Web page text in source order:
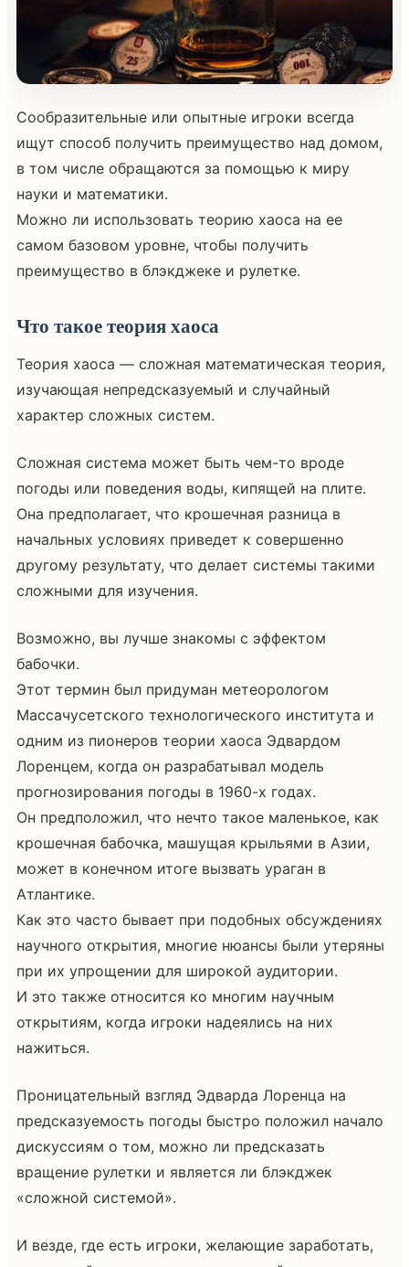
Сообразительные или опытные игроки всегда
ищут способ получить преимущество над домом,
в том числе обращаются за помощью к миру
науки и математики.
Можно ли использовать теорию хаоса на ее
самом базовом уровне, чтобы получить
преимущество в блэкджеке и рулетке.
Что такое теория хаоса
Теория хаоса — сложная математическая теория,
изучающая непредсказуемый и случайный
характер сложных систем.
Сложная система может быть чем-то вроде
погоды или поведения воды, кипящей на плите.
Она предполагает, что крошечная разница в
начальных условиях приведет к совершенно
другому результату, что делает системы такими
сложными для изучения.
Возможно, вы лучше знакомы с эффектом
бабочки.
Этот термин был придуман метеорологом
Массачусетского технологического института и
одним из пионеров теории хаоса Эдвардом
Лоренцем, когда он разрабатывал модель
прогнозирования погоды в 1960-х годах.
Он предположил, что нечто такое маленькое, как
крошечная бабочка, машущая крыльями в Азии,
может в конечном итоге вызвать ураган в
Атлантике.
Как это часто бывает при подобных обсуждениях
научного открытия, многие нюансы были утеряны
при их упрощении для широкой аудитории.
И это также относится ко многим научным
открытиям, когда игроки надеялись на них
нажиться.
Проницательный взгляд Эдварда Лоренца на
предсказуемость погоды быстро положил начало
дискуссиям о том, можно ли предсказать
вращение рулетки и является ли блэкджек
«сложной системой».
И везде, где есть игроки, желающие заработать,